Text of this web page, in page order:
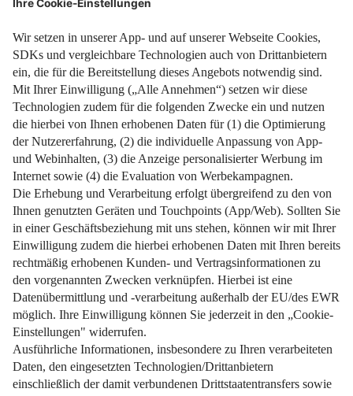
21. November 2024
Impressum Datenschutz Nutzungsbedingungen
Pflichtinformationen
Barrierefreiheit Widerrufsformular